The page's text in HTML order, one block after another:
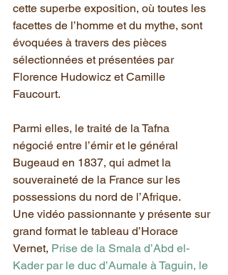
cette superbe exposition, où toutes les
facettes de l’homme et du mythe, sont
évoquées à travers des pièces
sélectionnées et présentées par
Florence Hudowicz et Camille
Faucourt.
Parmi elles, le traité de la Tafna
négocié entre l’émir et le général
Bugeaud en 1837, qui admet la
souveraineté de la France sur les
possessions du nord de l’Afrique.
Une vidéo passionnante y présente sur
grand format le tableau d’Horace
Vernet, Prise de la Smala d’Abd el-
Kader par le duc d’Aumale à Taguin, le